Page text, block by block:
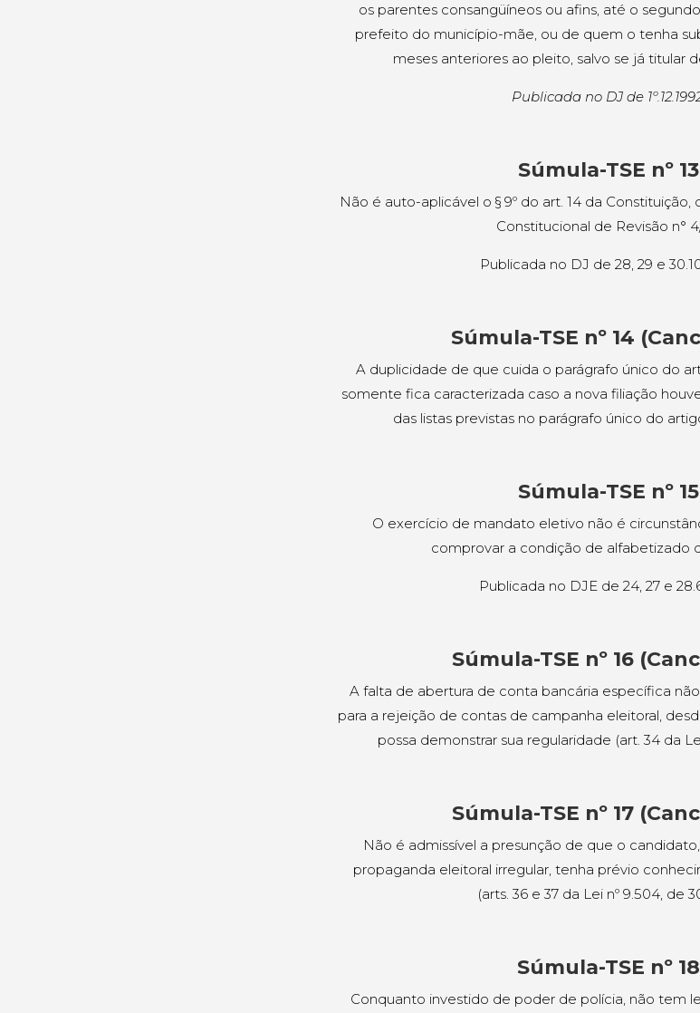
os parentes consangüíneos ou afins, até o
prefeito do município-mãe, ou de quem o tenha
meses anteriores ao pleito, salvo se já titular
Publicada no DJ de
Súmula-TSE nº 13
Não é auto-aplicável o § 9º do art. 14 da
Constitucional de Revisão n°
Publicada no DJ de 28, 29 e
Súmula-TSE nº 14
A duplicidade de que cuida o parágrafo único do
somente fica caracterizada caso a nova filiação
das listas previstas no parágrafo único do
Súmula-TSE nº 15
O exercício de mandato eletivo não é
comprovar a condição de alfabetizado
Publicada no DJE de 24, 27 e
Súmula-TSE nº 16
A falta de abertura de conta bancária específica
para a rejeição de contas de campanha eleitoral,
possa demonstrar sua regularidade (art. 34 da
Súmula-TSE nº 17
Não é admissível a presunção de que o
propaganda eleitoral irregular, tenha prévio
(arts. 36 e 37 da Lei nº 9.504, de
Súmula-TSE nº 18
Conquanto investido de poder de polícia, não tem